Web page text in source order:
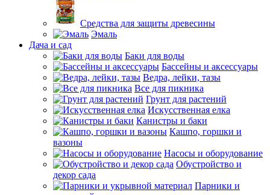
Средства для защиты древесины
Эмаль
Дача и сад
Баки для воды
Бассейны и аксессуары
Ведра, лейки, тазы
Все для пикника
Грунт для растений
Искусственная елка
Канистры и баки
Кашпо, горшки и
вазоны
Насосы и оборудование
Обустройство и
декор сада
Парники и